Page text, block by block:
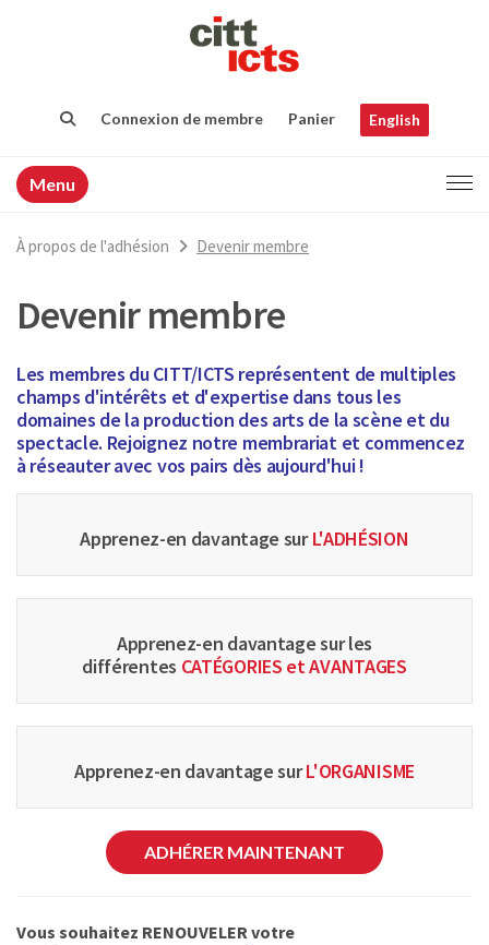
Connexion de membre Panier English
Menu
À propos de l'adhésion Devenir membre
Devenir membre
Les membres du CITT/ICTS représentent de multiples
champs d'intérêts et d'expertise dans tous les
domaines de la production des arts de la scène et du
spectacle. Rejoignez notre membrariat et commencez
à réseauter avec vos pairs dès aujourd'hui !
Apprenez-en davantage surL'ADHÉSION
Apprenez-en davantage sur les
différentes CATÉGORIES et AVANTAGES
Apprenez-en davantage surL'ORGANISME
ADHÉRER MAINTENANT
Vous souhaitez RENOUVELER votre